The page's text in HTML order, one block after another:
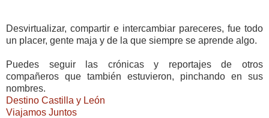
Desvirtualizar, compartir e intercambiar pareceres, fue todo
un placer, gente maja y de la que siempre se aprende algo.
Puedes seguir las crónicas y reportajes de otros
compañeros que también estuvieron, pinchando en sus
nombres.
Destino Castilla y León
Viajamos Juntos